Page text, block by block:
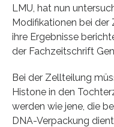
LMU, hat nun
Modifikationen bei der
ihre Ergebnisse
der Fachzeitschrift
Bei der Zellteilung
Histone in den
werden wie jene, die
DNA-Verpackung